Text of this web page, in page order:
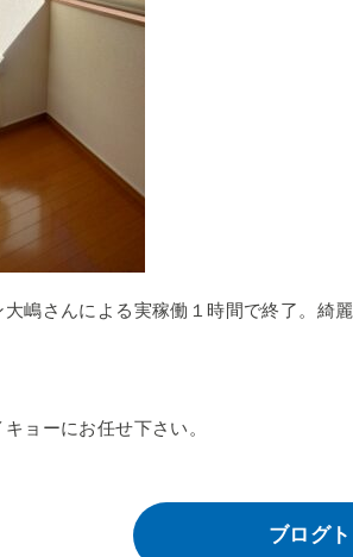
大嶋さんによる実稼働１時間で終了。綺
ョーにお任せ下さい。
ブログ